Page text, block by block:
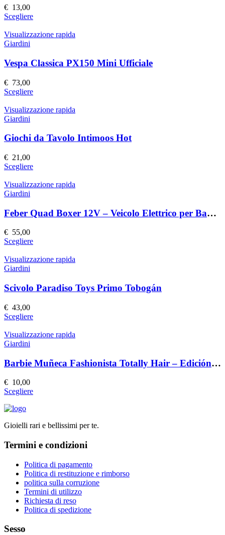
scelte
nella
pagina
prodotto
€ 13,00
ScegliereQuesto
ha
Le
opzioni
scelte
nella
pagina
prodotto
Visualizzazione rapida
Giardini
Vespa Classica PX150 Mini Ufficiale
€ 73,00
ScegliereQuesto
ha
Le
scelte
nella
pagina
prodotto
Visualizzazione rapida
Giardini
Giochi da Tavolo Intimoos Hot
€ 21,00
ScegliereQuesto
ha
Le
opzioni
scelte
nella
pagina
prodotto
Visualizzazione rapida
Giardini
Feber Quad Boxer 12V – Veicolo Elettrico per Bambini
€ 55,00
ScegliereQuesto
ha
Le
opzioni
scelte
nella
pagina
prodotto
Visualizzazione rapida
Giardini
Scivolo Paradiso Toys Primo Tobogán
€ 43,00
ScegliereQuesto
ha
Le
opzioni
scelte
del
Visualizzazione rapida
Giardini
Barbie Muñeca Fashionista Totally Hair – Edición Speciale
€ 10,00
ScegliereQuesto
varianti.
opzioni
essere
scelte
nella
pagina
del
prodotto
Gioielli rari e bellissimi per te.
Termini e condizioni
Politica di pagamento
Politica di restituzione e rimborso
politica sulla corruzione
Termini di utilizzo
Richiesta di reso
Politica di spedizione
Sesso